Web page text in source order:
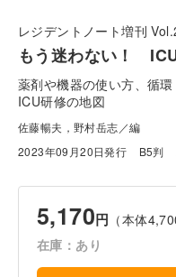
レジデントノート増刊
もう迷わない！
薬剤や機器の使い方、循
ICU研修の地図
佐藤暢夫，野村岳志／編
2023年09月20日発行
B5判
5,170円 （本体
在庫：あり